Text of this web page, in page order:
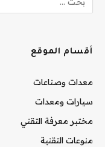
أقسام الموقع
معدات وصناعات
سيارات ومعدات
مختبر معرفة التقني
منوعات التقنية